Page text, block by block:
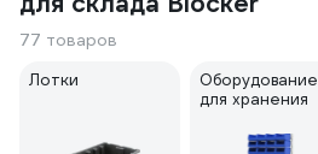
77 товаров
Лотки
Оборудование
для хранения